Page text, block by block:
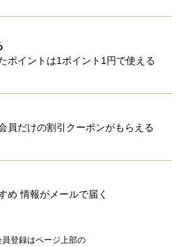
ポイントは1ポイント1円で使える
員だけの割引クーポンがもらえる
め 情報がメールで届く
登録はページ上部の